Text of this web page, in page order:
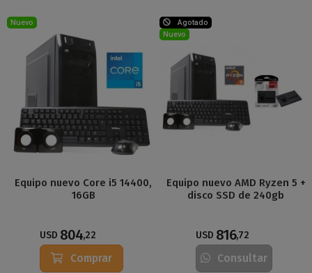
Nuevo
Equipo nuevo Core i5 14400,
16GB
USD 804,22
Comprar
Agotado
Nuevo
Equipo nuevo AMD Ryzen 5 +
disco SSD de 240gb
USD 816,72
Consultar